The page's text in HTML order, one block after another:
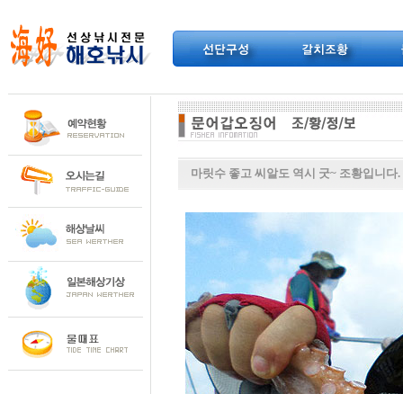
마릿수 좋고 씨알도 역시 굿~ 조황입니다.